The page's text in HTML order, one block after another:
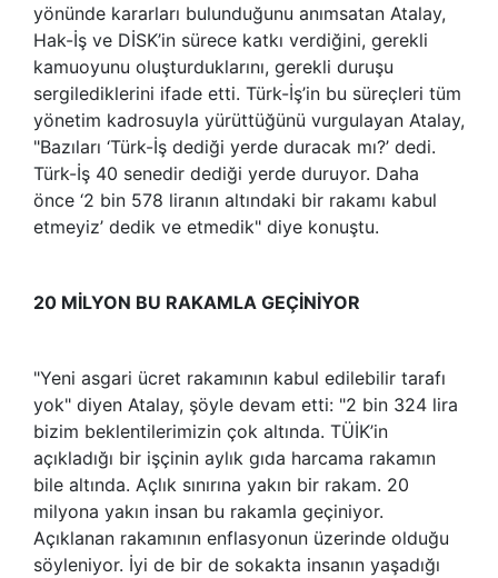
yönünde kararları bulunduğunu anımsatan Atalay,
Hak-İş ve DİSK’in sürece katkı verdiğini, gerekli
kamuoyunu oluşturduklarını, gerekli duruşu
sergilediklerini ifade etti. Türk-İş’in bu süreçleri tüm
yönetim kadrosuyla yürüttüğünü vurgulayan Atalay,
"Bazıları ‘Türk-İş dediği yerde duracak mı?’ dedi.
Türk-İş 40 senedir dediği yerde duruyor. Daha
önce ‘2 bin 578 liranın altındaki bir rakamı kabul
etmeyiz’ dedik ve etmedik" diye konuştu.
20 MİLYON BU RAKAMLA GEÇİNİYOR
"Yeni asgari ücret rakamının kabul edilebilir tarafı
yok" diyen Atalay, şöyle devam etti: "2 bin 324 lira
bizim beklentilerimizin çok altında. TÜİK’in
açıkladığı bir işçinin aylık gıda harcama rakamın
bile altında. Açlık sınırına yakın bir rakam. 20
milyona yakın insan bu rakamla geçiniyor.
Açıklanan rakamının enflasyonun üzerinde olduğu
söyleniyor. İyi de bir de sokakta insanın yaşadığı